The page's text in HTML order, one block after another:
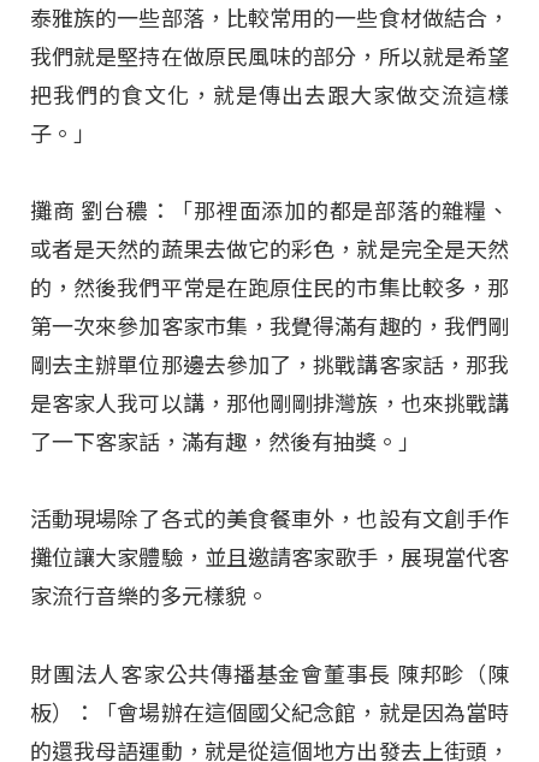
泰雅族的一些部落，比較常用的一些食材做結合，
我們就是堅持在做原民風味的部分，所以就是希望
把我們的食文化，就是傳出去跟大家做交流這樣
子。」
攤商 劉台穠：「那裡面添加的都是部落的雜糧、
或者是天然的蔬果去做它的彩色，就是完全是天然
的，然後我們平常是在跑原住民的市集比較多，那
第一次來參加客家市集，我覺得滿有趣的，我們剛
剛去主辦單位那邊去參加了，挑戰講客家話，那我
是客家人我可以講，那他剛剛排灣族，也來挑戰講
了一下客家話，滿有趣，然後有抽獎。」
活動現場除了各式的美食餐車外，也設有文創手作
攤位讓大家體驗，並且邀請客家歌手，展現當代客
家流行音樂的多元樣貌。
財團法人客家公共傳播基金會董事長 陳邦畛（陳
板）：「會場辦在這個國父紀念館，就是因為當時
的還我母語運動，就是從這個地方出發去上街頭，